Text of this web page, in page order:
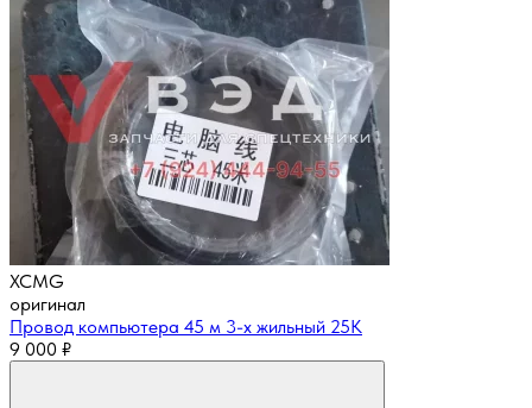
XCMG
оригинал
Провод компьютера 45 м 3-х жильный 25К
9 000 ₽